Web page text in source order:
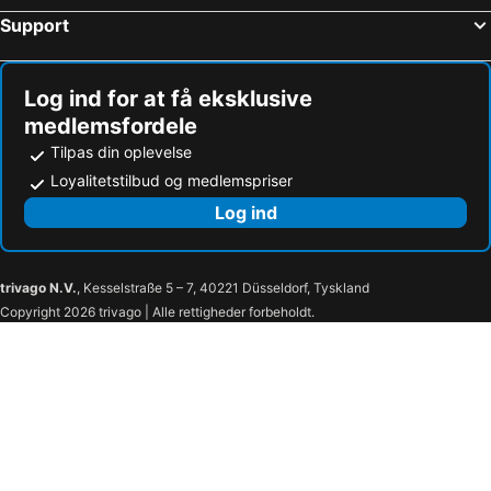
Hoteller – Brösarp
Hoteller – Röstånga
Hoteller – Råå
Support
Log ind for at få eksklusive
medlemsfordele
Tilpas din oplevelse
Loyalitetstilbud og medlemspriser
Log ind
trivago N.V., Kesselstraße 5 – 7, 40221 Düsseldorf, Tyskland
Copyright 2026 trivago | Alle rettigheder forbeholdt.